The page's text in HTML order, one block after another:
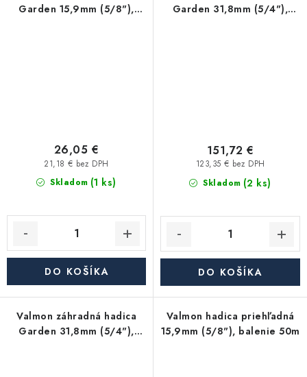
Garden 15,9mm (5/8"),
Skladom (1 ks)
21,18 € bez DPH
26,05 €
DO KOŠÍKA
Garden 31,8mm (5/4"),
Skladom (2 ks)
123,35 € bez DPH
151,72 €
DO KOŠÍKA
Valmon záhradná hadica
Garden 31,8mm (5/4"),
Valmon hadica priehľadná
15,9mm (5/8"), balenie 50m